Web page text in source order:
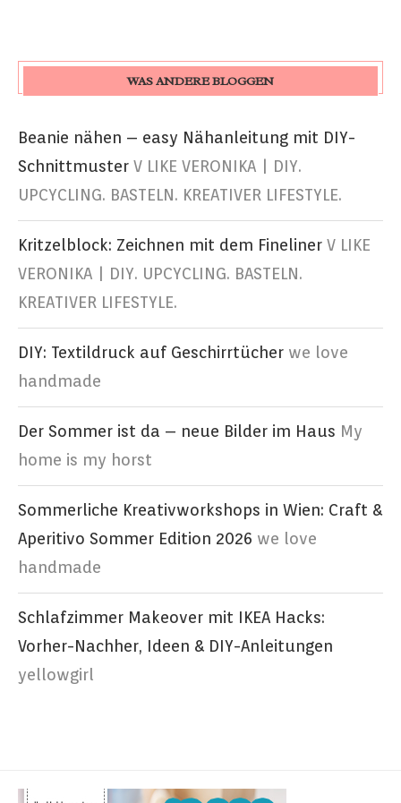
WAS ANDERE BLOGGEN
Beanie nähen – easy Nähanleitung mit DIY-
Schnittmuster V LIKE VERONIKA | DIY.
UPCYCLING. BASTELN. KREATIVER LIFESTYLE.
Kritzelblock: Zeichnen mit dem Fineliner V LIKE
VERONIKA | DIY. UPCYCLING. BASTELN.
KREATIVER LIFESTYLE.
DIY: Textildruck auf Geschirrtücher we love
handmade
Der Sommer ist da – neue Bilder im Haus My
home is my horst
Sommerliche Kreativworkshops in Wien: Craft &
Aperitivo Sommer Edition 2026 we love
handmade
Schlafzimmer Makeover mit IKEA Hacks:
Vorher-Nachher, Ideen & DIY-Anleitungen
yellowgirl